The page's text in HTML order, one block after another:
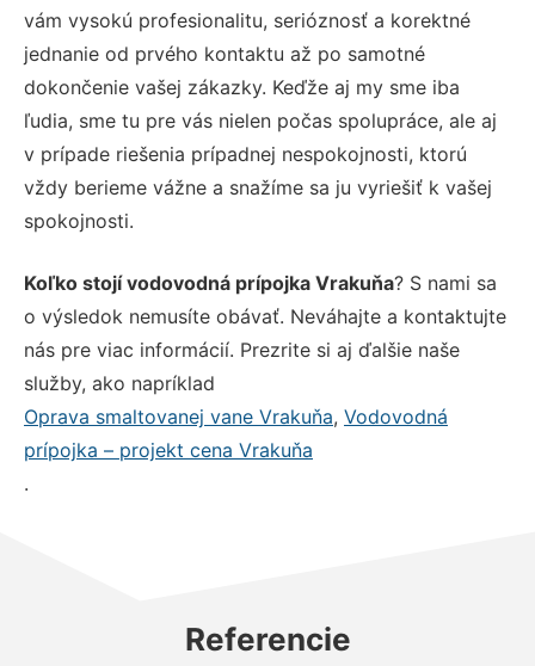
vám vysokú profesionalitu, serióznosť a korektné
jednanie od prvého kontaktu až po samotné
dokončenie vašej zákazky. Keďže aj my sme iba
ľudia, sme tu pre vás nielen počas spolupráce, ale aj
v prípade riešenia prípadnej nespokojnosti, ktorú
vždy berieme vážne a snažíme sa ju vyriešiť k vašej
spokojnosti.
Koľko stojí vodovodná prípojka Vrakuňa? S nami sa
o výsledok nemusíte obávať. Neváhajte a kontaktujte
nás pre viac informácií. Prezrite si aj ďalšie naše
služby, ako napríklad
Oprava smaltovanej vane Vrakuňa, Vodovodná
prípojka – projekt cena Vrakuňa
.
Referencie